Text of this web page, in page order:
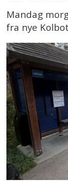
Mandag
fra nye